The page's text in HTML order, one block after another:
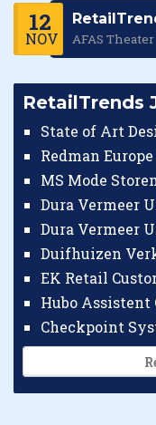
12
NOV AFAS Theater
RetailTrends
State of Art
Redman
MS Mode
Dura Vermeer
Dura Vermeer
Duifhuizen
EK Retail
Hubo Assistent